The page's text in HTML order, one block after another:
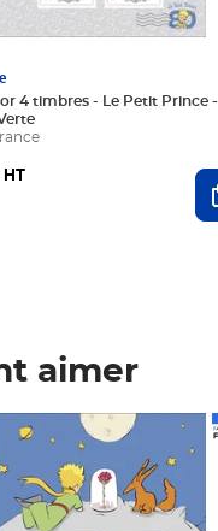
4 timbres - Le Petit Prince -
aimer
HT